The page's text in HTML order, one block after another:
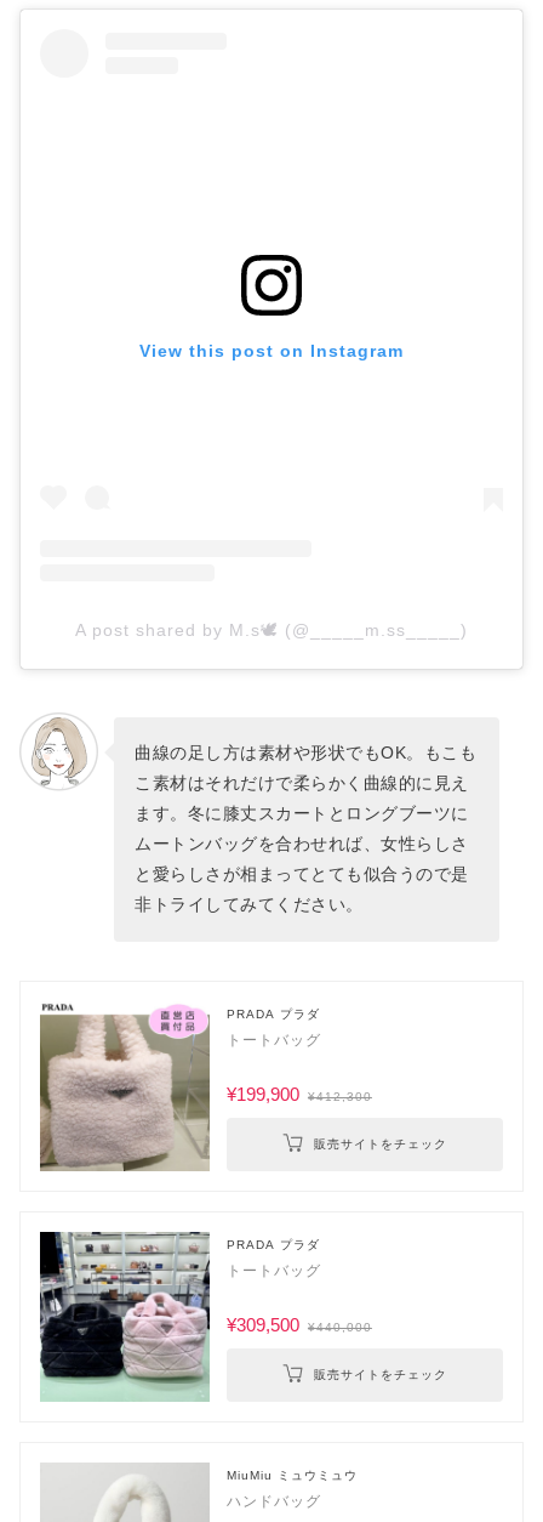
View this post on Instagram
A post shared by M.s🕊 (@_____m.ss_____)
曲線の足し方は素材や形状でもOK。もこも
こ素材はそれだけで柔らかく曲線的に見え
ます。冬に膝丈スカートとロングブーツに
ムートンバッグを合わせれば、女性らしさ
と愛らしさが相まってとても似合うので是
非トライしてみてください。
PRADA プラダ
トートバッグ
¥199,900 ¥412,300
販売サイトをチェック
PRADA プラダ
トートバッグ
¥309,500 ¥440,000
販売サイトをチェック
MiuMiu ミュウミュウ
ハンドバッグ